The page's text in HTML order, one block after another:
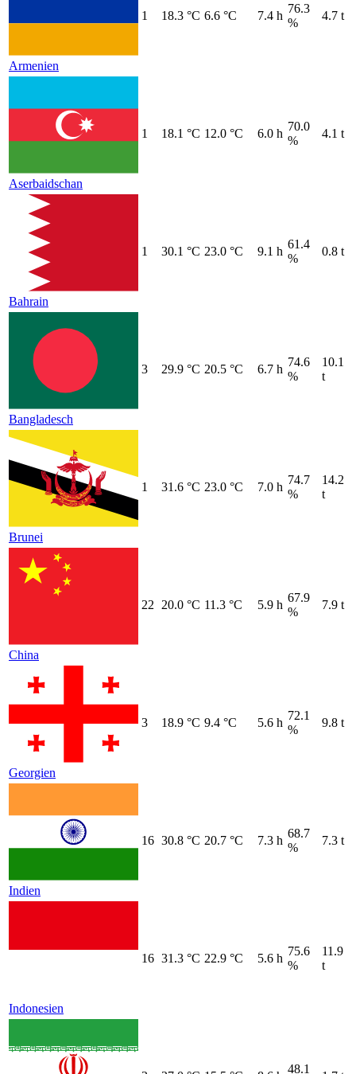
Armenien
1 18.3 °C 6.6 °C 7.4 h
76.3
%
4.7 t
Aserbaidschan
1 18.1 °C 12.0 °C 6.0 h
70.0
%
4.1 t
Bahrain
1 30.1 °C 23.0 °C 9.1 h
61.4
%
0.8 t
Bangladesch
3 29.9 °C 20.5 °C 6.7 h
74.6
%
10.1
t
Brunei
1 31.6 °C 23.0 °C 7.0 h
74.7
%
14.2
t
China
22 20.0 °C 11.3 °C 5.9 h
67.9
%
7.9 t
Georgien
3 18.9 °C 9.4 °C 5.6 h
72.1
%
9.8 t
Indien
16 30.8 °C 20.7 °C 7.3 h
68.7
%
7.3 t
Indonesien
16 31.3 °C 22.9 °C 5.6 h
75.6
%
11.9
t
48.1